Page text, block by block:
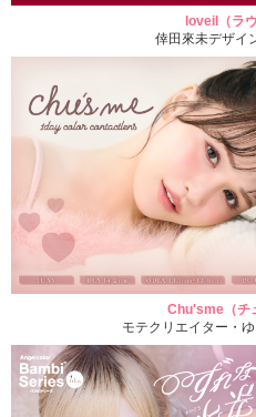
loveil（ラ
倖田來未デザイ
Chu'sme（チ
モテクリエイター・